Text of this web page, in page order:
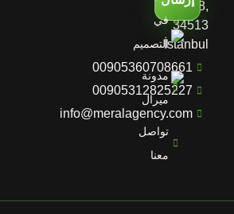
D:No:28,
34513
İstanbul
00905360708661
00905312825227
info@meralagency.com
في
التصميم
مدونة
ميرال
تواصل